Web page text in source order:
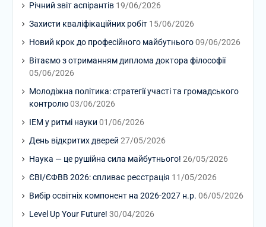
Річний звіт аспірантів 19/06/2026
Захисти кваліфікаційних робіт 15/06/2026
Новий крок до професійного майбутнього 09/06/2026
Вітаємо з отриманням диплома доктора філософії
05/06/2026
Молодіжна політика: стратегії участі та громадського
контролю 03/06/2026
ІЕМ у ритмі науки 01/06/2026
День відкритих дверей 27/05/2026
Наука — це рушійна сила майбутнього! 26/05/2026
ЄВІ/ЄФВВ 2026: спливає реєстрація 11/05/2026
Вибір освітніх компонент на 2026-2027 н.р. 06/05/2026
Level Up Your Future! 30/04/2026